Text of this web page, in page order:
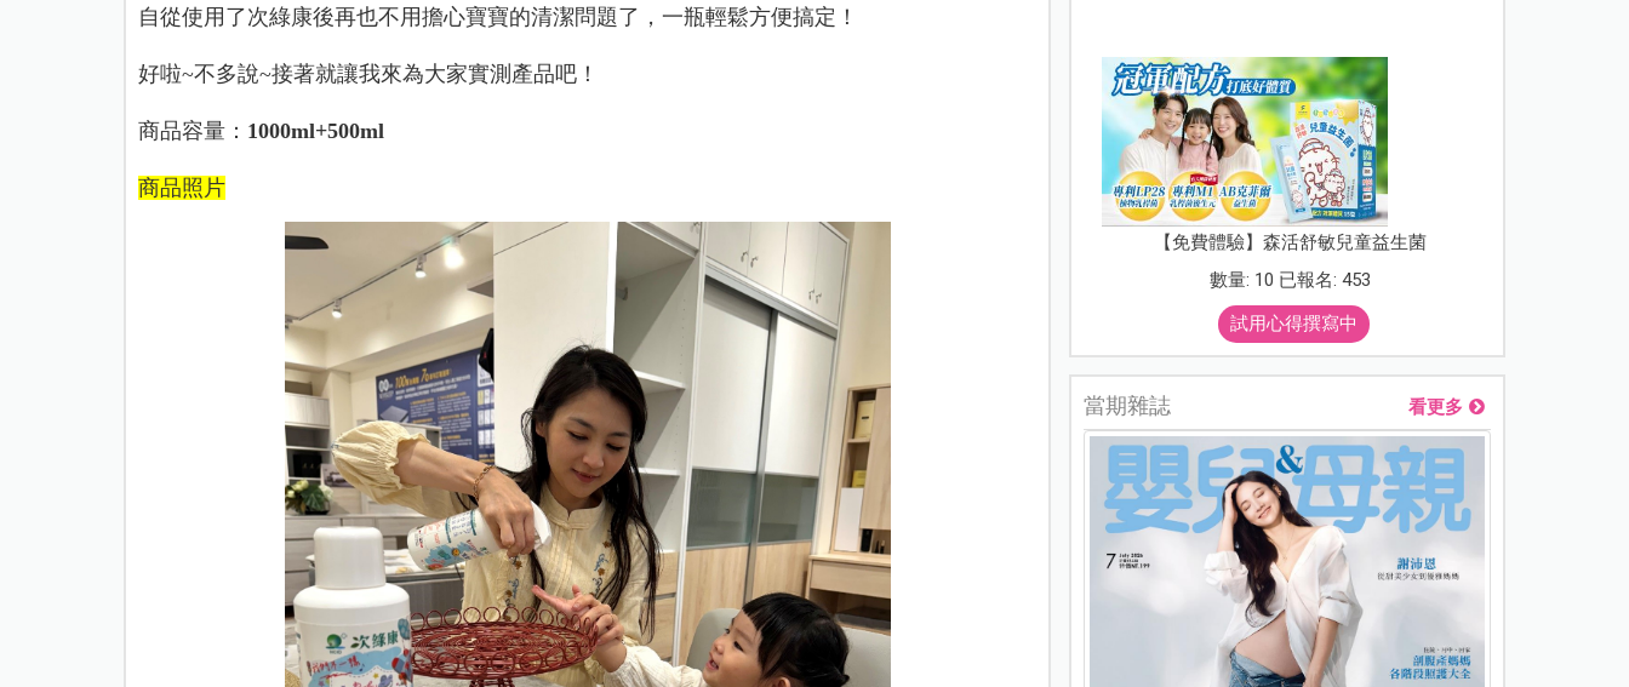
自從使用了次綠康後再也不用擔心寶寶的清潔問題了， 一瓶輕鬆方便搞定！
好啦~不多說~接著就讓我來為大家實測產品吧！
商品容量： 1000ml+500ml
商品照片
【免費體驗】森活舒敏兒童益生菌
數量: 10 已報名: 453
試用心得撰寫中
當期雜誌 看更多